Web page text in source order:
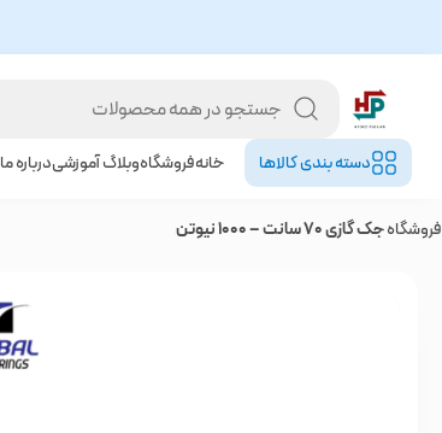
دسته بندی کالا‌ها خانهفروشگاهوبلاگ آموزشیدرباره ما
فروشگاهجک گازی 70 سانت – 1000 نیوتن